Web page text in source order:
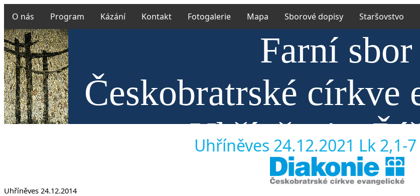
O nás Program Kázání Kontakt Fotogalerie Mapa Sborové dopisy Staršovstvo
Farní sbor
Českobratrské církve
v Uhříněvsi a
Uhříněves 24.12.2021 Lk 2,1-
Uhříněves 24.12.2014